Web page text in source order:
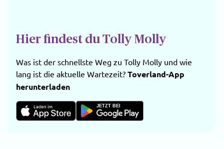
Hier findest du Tolly Molly
Was ist der schnellste Weg zu Tolly Molly und wie
lang ist die aktuelle Wartezeit? Toverland-App
herunterladen
JETZT BEI